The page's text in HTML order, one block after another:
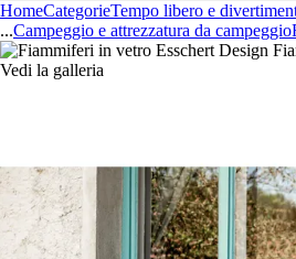
HomeCategorieTempo libero e
...Campeggio e attrezzatura da campeggio
Vedi la galleria